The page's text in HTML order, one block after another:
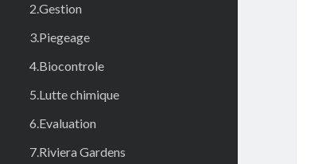
2.Gestion
3.Piegeage
4.Biocontrole
5.Lutte chimique
6.Evaluation
7.Riviera Gardens